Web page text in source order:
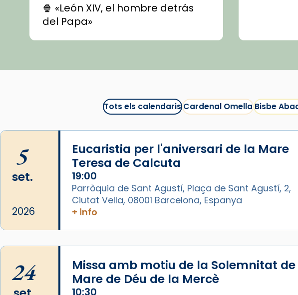
🍿 «León XIV, el hombre detrás
del Papa»
🍿 «Las ovejas detectives»
recomanacions i prepara una
#CinemaEspiritualitual
@cinemaspiritcat
Imatge: Generada amb IA
(OpenAI)
Video
View on Facebook
Arquebisbat de Barcelona
1 week ago
La Carmina va patir depressió.
Fa gairebé dos mesos, a l'Estadi
Lluís Companys, la jove va fer
arribar el seu testimoni al papa
Lleó XIV.
Tots els calendarisCardenal OmellaBisbe
5
set.
2026
Eucaristia per l'aniversari de la Mare
Teresa de Calcuta
19:00
Parròquia de Sant Agustí, Plaça de Sant Agustí, 2,
Ciutat Vella, 08001 Barcelona, Espanya
+ info
24
Missa amb motiu de la Solemnitat
Mare de Déu de la Mercè
10:30